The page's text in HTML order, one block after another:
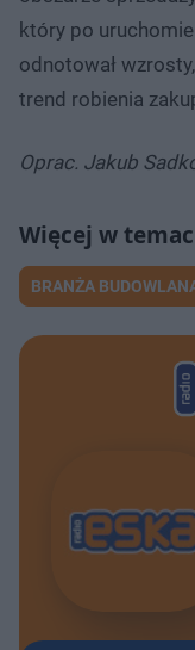
który po
odnotował
trend robienia
Oprac. Jakub
BRANŻA